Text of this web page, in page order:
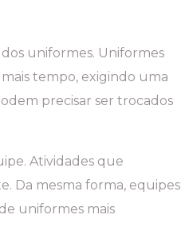
uniformes. Uniformes
tempo, exigindo uma
precisar ser trocados
Atividades que
Da mesma forma, equipes
uniformes mais